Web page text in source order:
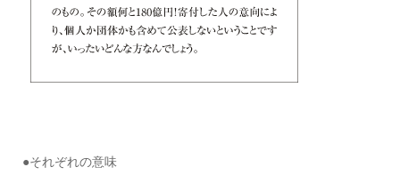
●それぞれの意味